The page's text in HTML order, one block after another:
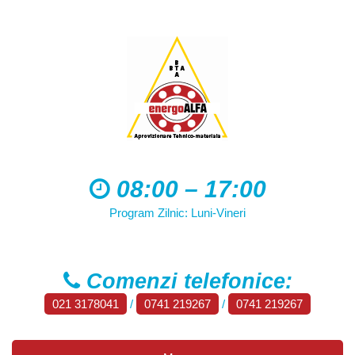
08:00 – 17:00
Program Zilnic: Luni-Vineri
Comenzi telefonice:
021 3178041 / 0741 219267 / 0741 219267